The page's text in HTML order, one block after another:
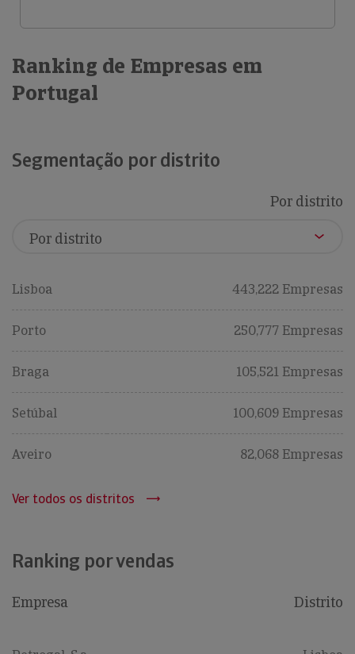
Ranking de Empresas em
Portugal
Segmentação por distrito
Por distrito
Lisboa 443,222 Empresas
Porto 250,777 Empresas
Braga 105,521 Empresas
Setúbal 100,609 Empresas
Aveiro 82,068 Empresas
Ver todos os distritos
Ranking por vendas
Empresa Distrito